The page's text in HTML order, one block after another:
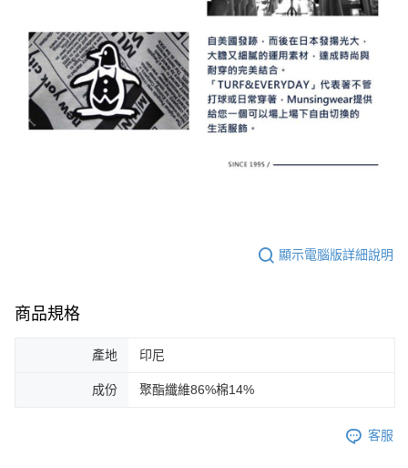
顯示電腦版詳細說明
商品規格
產地 印尼
成份 聚酯纖維86%棉14%
客服